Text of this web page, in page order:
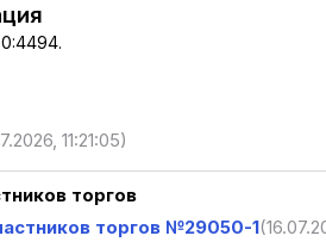
11:21:05)
торгов
торгов №29050-1